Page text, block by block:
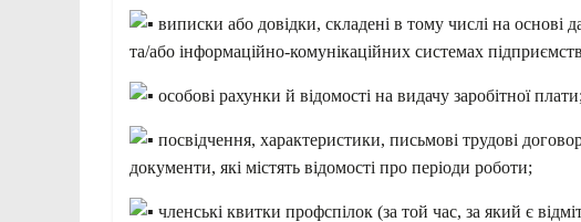
виписки або довідки, складені в тому числі на
та/або інформаційно-комунікаційних системах
особові рахунки й відомості на видачу заробітної плати;
посвідчення, характеристики, письмові трудові
документи, які містять відомості про періоди роботи;
членські квитки профспілок (за той час, за який є